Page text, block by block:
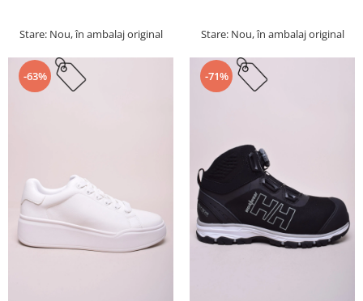
Stare: Nou, în ambalaj original Stare: Nou, în ambalaj original
-63% -71%